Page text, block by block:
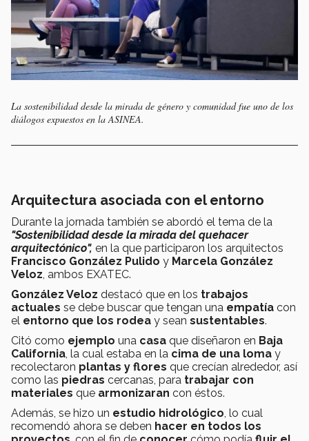
La sostenibilidad desde la mirada de género y comunidad fue uno de los
diálogos expuestos en la ASINEA.
Arquitectura asociada con el entorno
Durante la jornada también se abordó el tema de la
"Sostenibilidad desde la mirada del quehacer
arquitectónico", en la que participaron los arquitectos
Francisco González Pulido y Marcela González
Veloz, ambos EXATEC.
González Veloz destacó que en los trabajos
actuales se debe buscar que tengan una empatía con
el entorno que los rodea y sean sustentables.
Citó como ejemplo una casa que diseñaron en Baja
California, la cual estaba en la cima de una loma y
recolectaron plantas y flores que crecían alrededor, así
como las piedras cercanas, para trabajar con
materiales que armonizaran con éstos.
Además, se hizo un estudio hidrológico, lo cual
recomendó ahora se deben hacer en todos los